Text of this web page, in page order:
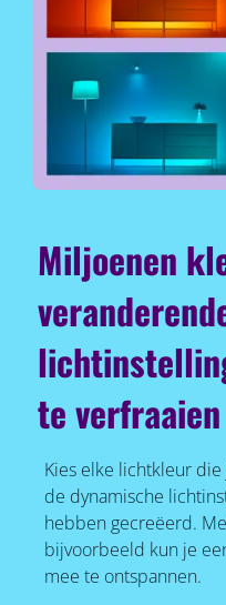
Miljoenen
te verfraaien
Kies elke lichtkleur
de dynamische
hebben gecreëerd.
bijvoorbeeld kun je
mee te ontspannen.